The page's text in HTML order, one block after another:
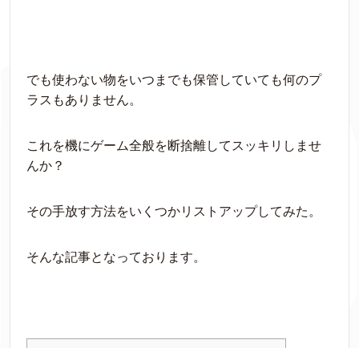
でも使わない物をいつまでも保管していても何のプ
ラスもありません。
これを機にゲーム全般を断捨離してスッキリしませ
んか？
その手放す方法をいくつかリストアップしてみた。
そんな記事となっております。